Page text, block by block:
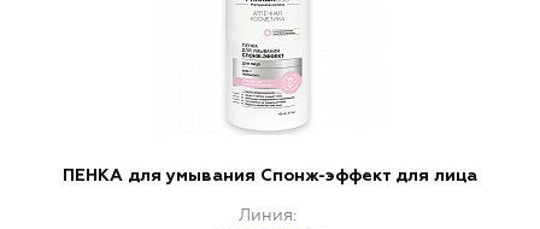
ПЕНКА для умывания Спонж-эффект для лица
Линия